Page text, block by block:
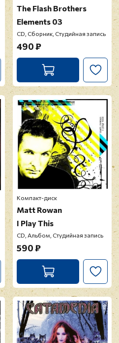
The Flash Brothers
Elements 03
CD, Сборник, Студийная запись
490 ₽
Компакт-диск
Matt Rowan
I Play This
CD, Альбом, Студийная запись
590 ₽